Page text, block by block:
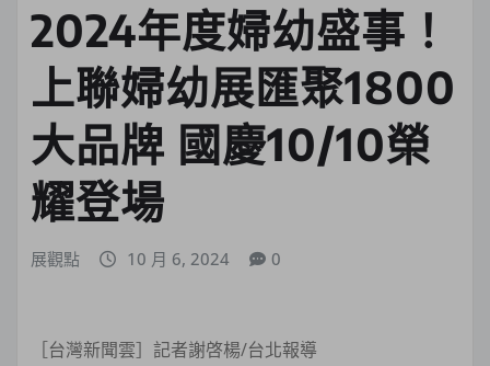
2024年度婦幼盛事！
上聯婦幼展匯聚1800
大品牌 國慶10/10榮
耀登場
展觀點 10 月 6, 2024 0
［台灣新聞雲］記者謝啓楊/台北報導